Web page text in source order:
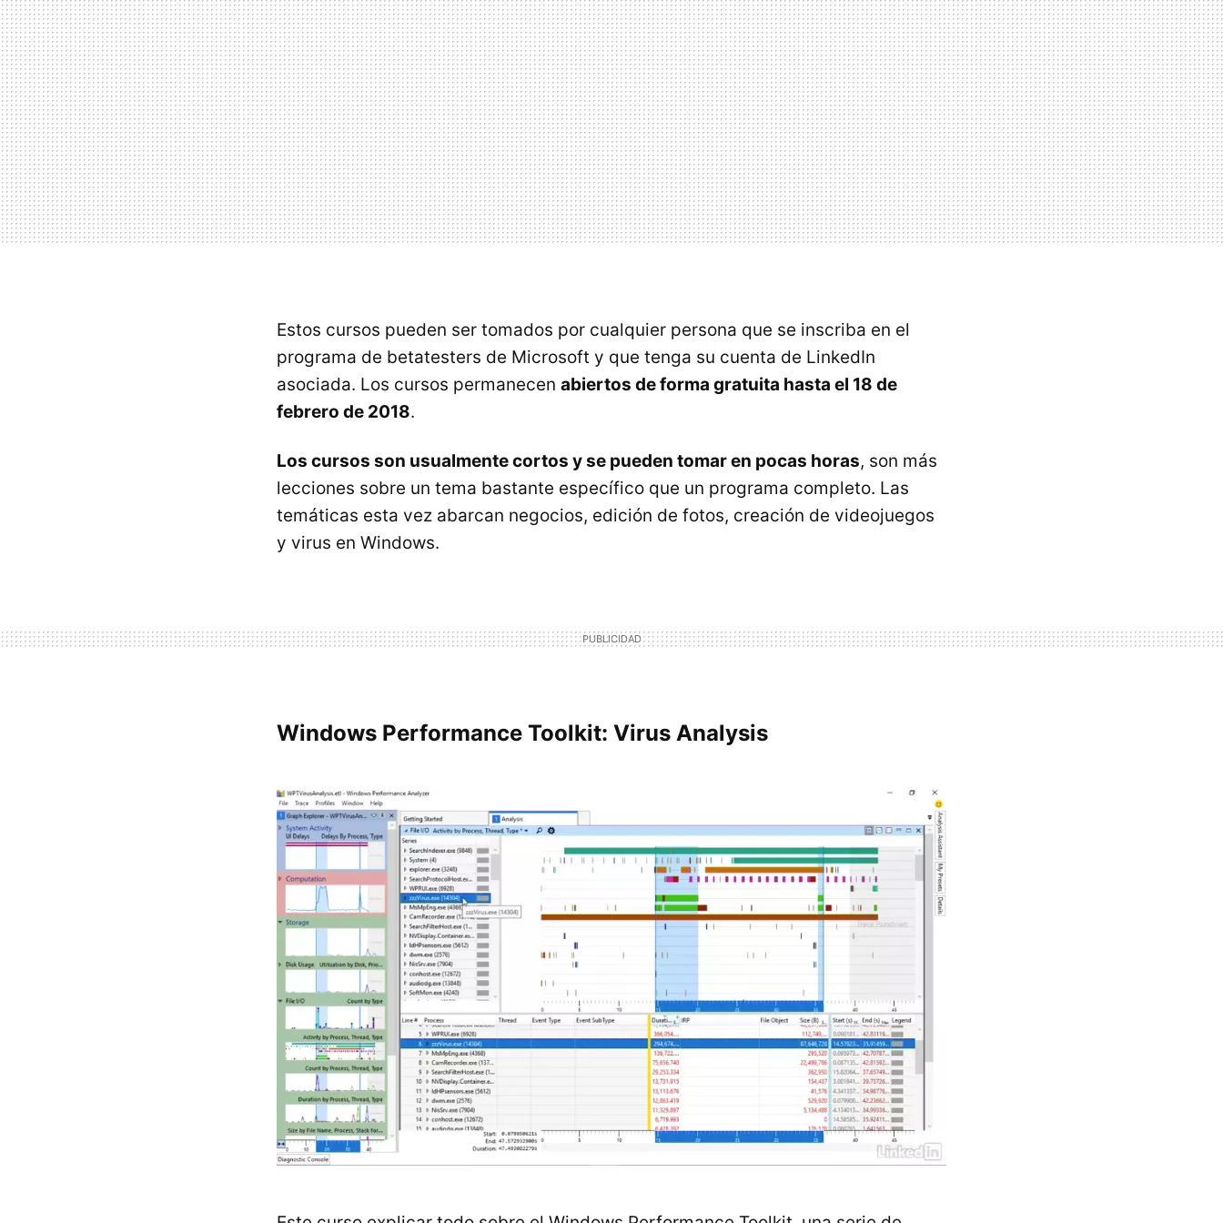
Estos cursos pueden ser tomados por cualquier persona que se inscriba en el
programa de betatesters de Microsoft y que tenga su cuenta de LinkedIn
asociada. Los cursos permanecen abiertos de forma gratuita hasta el 18 de
febrero de 2018.
Los cursos son usualmente cortos y se pueden tomar en pocas horas, son más
lecciones sobre un tema bastante específico que un programa completo. Las
temáticas esta vez abarcan negocios, edición de fotos, creación de videojuegos
y virus en Windows.
Windows Performance Toolkit: Virus Analysis